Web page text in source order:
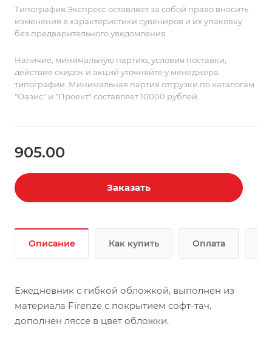
Типография Экспресс оставляет за собой право вносить
изменения в характеристики сувениров и их упаковку
без предварительного уведомления.
Наличие, минимальную партию, условия поставки,
действие скидок и акций уточняйте у менеджера
типографии. Минимальная партия отгрузки по каталогам
"Оазис" и "Проект" составляет 10000 рублей.
905.00
Заказать
Описание Как купить Оплата
Ежедневник с гибкой обложкой, выполнен из
материала Firenze с покрытием софт-тач,
дополнен ляссе в цвет обложки.